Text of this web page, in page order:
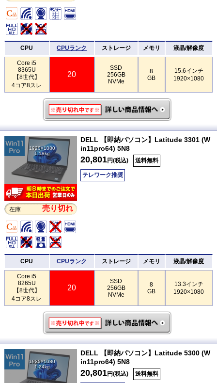
CPU CPUランク ストレージ メモリ 液晶/解像度
Core i5
8365U
【8世代】
4コア8スレ
20
SSD
256GB
NVMe
8
GB
15.6インチ
1920×1080
1920×1080
1.18kg
在庫 売り切れ
DELL 【即納パソコン】Latitude 3301 (W
in11pro64) 5N8
20,801円(税込) 送料無料
テレワーク推奨
CPU CPUランク ストレージ メモリ 液晶/解像度
Core i5
8265U
【8世代】
4コア8スレ
20
SSD
256GB
NVMe
8
GB
13.3インチ
1920×1080
1920×1080
1.24kg
DELL 【即納パソコン】Latitude 5300 (W
in11pro64) 5N8
20,801円(税込) 送料無料